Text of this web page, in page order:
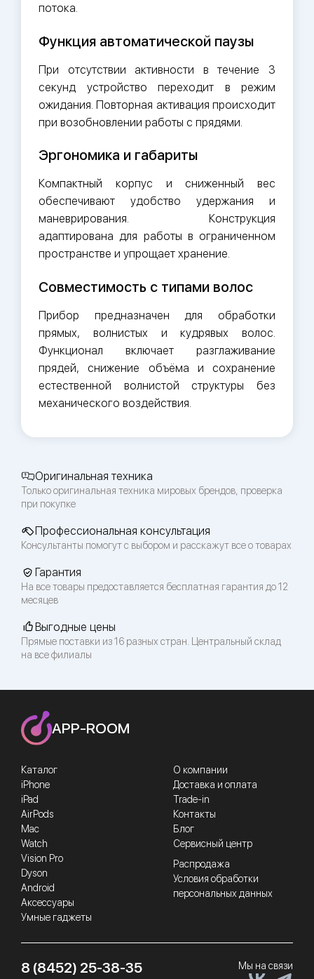
потока.
Функция автоматической паузы
При отсутствии активности в течение 3
секунд устройство переходит в режим
ожидания. Повторная активация происходит
при возобновлении работы с прядями.
Эргономика и габариты
Компактный корпус и сниженный вес
обеспечивают удобство удержания и
маневрирования. Конструкция
адаптирована для работы в ограниченном
пространстве и упрощает хранение.
Совместимость с типами волос
Прибор предназначен для обработки
прямых, волнистых и кудрявых волос.
Функционал включает разглаживание
прядей, снижение объёма и сохранение
естественной волнистой структуры без
механического воздействия.
Оригинальная техника
Только оригинальная техника мировых брендов, проверка
при покупке
Профессиональная консультация
Консультанты помогут с выбором и расскажут все о товарах
Гарантия
На все товары предоставляется бесплатная гарантия до 12
месяцев
Выгодные цены
Прямые поставки из 16 разных стран. Центральный склад
на все филиалы
Каталог
iPhone
iPad
AirPods
Mac
Watch
Vision Pro
Dyson
Android
Аксессуары
Умные гаджеты
О компании
Доставка и оплата
Trade-in
Контакты
Блог
Сервисный центр
Распродажа
Условия обработки
персональных данных
APP-ROOM
8 (8452) 25-38-35 Мы на связи